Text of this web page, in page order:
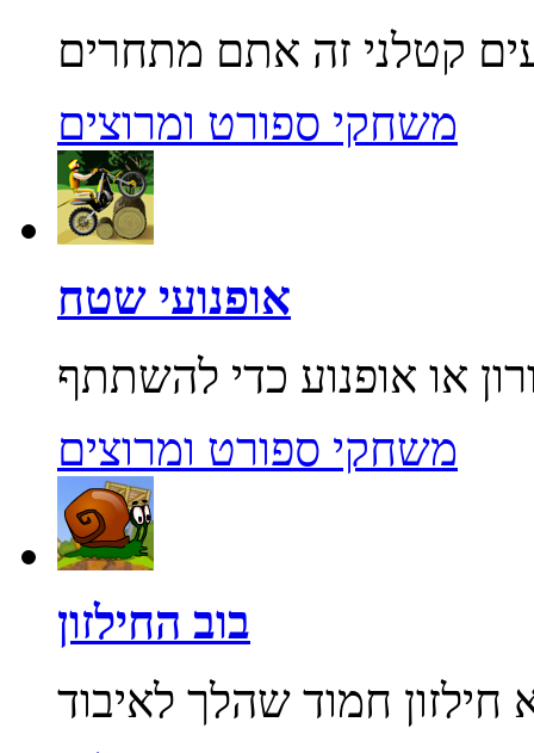
משחקי ספורט ומרוצים
אופנועי שטח
משחקי ספורט ומרוצים
בוב החילזון